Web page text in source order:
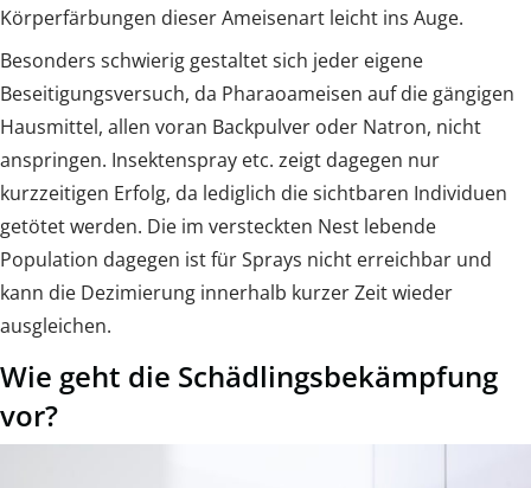
Körperfärbungen dieser Ameisenart leicht ins Auge.
Besonders schwierig gestaltet sich jeder eigene
Beseitigungsversuch, da Pharaoameisen auf die gängigen
Hausmittel, allen voran Backpulver oder Natron, nicht
anspringen. Insektenspray etc. zeigt dagegen nur
kurzzeitigen Erfolg, da lediglich die sichtbaren Individuen
getötet werden. Die im versteckten Nest lebende
Population dagegen ist für Sprays nicht erreichbar und
kann die Dezimierung innerhalb kurzer Zeit wieder
ausgleichen.
Wie geht die Schädlingsbekämpfung
vor?